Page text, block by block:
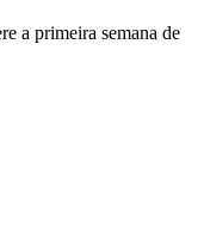
a primeira semana de